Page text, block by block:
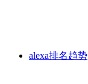
alexa排名趋势